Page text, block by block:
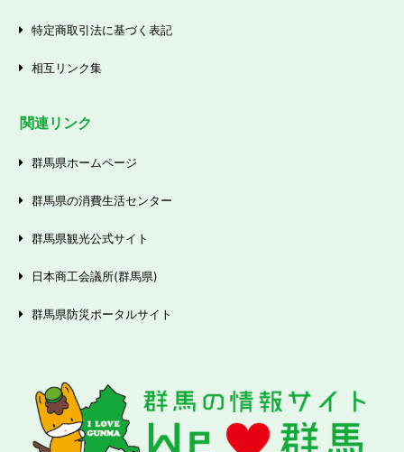
特定商取引法に基づく表記
相互リンク集
関連リンク
群馬県ホームページ
群馬県の消費生活センター
群馬県観光公式サイト
日本商工会議所(群馬県)
群馬県防災ポータルサイト